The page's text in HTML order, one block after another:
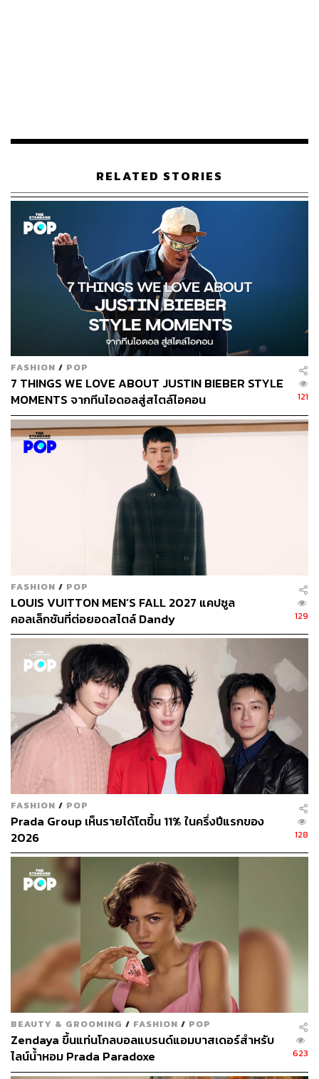
ประเด็นสำคัญ
ZENDAYA
SYDNEY SWEENEY
JACOB ELORDI
ANGUS CLOUD
BARBIE FERREIRA
ALEXA DEMIE
HUNTER SCHAFER
SYDNEY SWEENEY
จากบท Cassie Howard สู่การเป็นนักแสดงหญิงที่มาแรงที่สุด
คนหนึ่งของฮอลลีวูด Sydney Sweeney สามารถเปลี่ยนภาพ
ลักษณ์สาวสวยเซ็กซี่ให้กลายเป็นแบรนด์ส่วนตัวที่แข็งแรงได้
อย่างน่าสนใจ ความโดดเด่นของเธออยู่ที่การผสมผสานเสน่ห์
แบบ American Sweetheart เข้ากับความมั่นใจและความ
เซ็กซี่ในแบบร่วมสมัย จนได้รับความนิยมจากทั้งแบรนด์
แฟชั่นและผู้ชมจำนวนมาก ในช่วงไม่กี่ปีที่ผ่านมา Sydney ได้
ร่วมงานกับหลากหลายแบรนด์ระดับโลก แต่หนึ่งในแคมเปญ
ที่สร้างกระแสอย่างมากคือการร่วมงานกับ American Eagle
ซึ่งสะท้อนภาพลักษณ์สาวอเมริกันยุคใหม่ได้อย่างชัดเจน
และยิ่งตอกย้ำสถานะของเธอในฐานะดาวรุ่งที่กลายเป็นซู
เปอร์สตาร์อย่างสมบูรณ์
RELATED STORIES
FASHION / POP
7 THINGS WE LOVE ABOUT JUSTIN BIEBER STYLE
MOMENTS จากทีนไอดอลสู่สไตล์ไอคอน
121
FASHION / POP
LOUIS VUITTON MEN’S FALL 2027 แคปซูล
คอลเล็กชันที่ต่อยอดสไตล์ Dandy
129
FASHION / POP
Prada Group เห็นรายได้โตขึ้น 11% ในครึ่งปีแรกของ
2026
128
BEAUTY & GROOMING / FASHION / POP
Zendaya ขึ้นแท่นโกลบอลแบรนด์แอมบาสเดอร์สำหรับ
ไลน์น้ำหอม Prada Paradoxe
623